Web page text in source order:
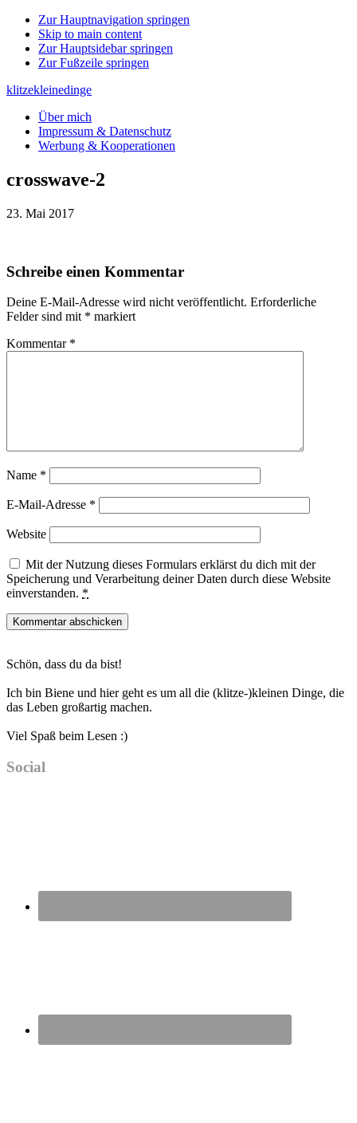
Zur Hauptnavigation springen
Skip to main content
Zur Hauptsidebar springen
Zur Fußzeile springen
klitzekleinedinge
Über mich
Impressum & Datenschutz
Werbung & Kooperationen
crosswave-2
23. Mai 2017
Leser-
Schreibe einen Kommentar
Deine E-Mail-Adresse wird nicht veröffentlicht. Erforderliche
Felder sind mit * markiert
Kommentar *
Name *
E-Mail-Adresse *
Website
Mit der Nutzung dieses Formulars erklärst du dich mit der
Speicherung und Verarbeitung deiner Daten durch diese Website
einverstanden. *
Sidebar
Schön, dass du da bist!
Ich bin Biene und hier geht es um all die (klitze-)kleinen Dinge, die
das Leben großartig machen.
Viel Spaß beim Lesen :)
Social